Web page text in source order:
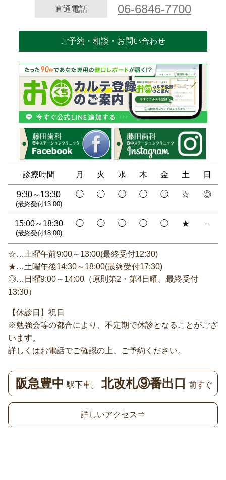
直通電話 06-6846-7700
ご予約・相談・お問い合わせ
診療時間 月 火 水 木 金 土 日
9:30～13:30
(最終受付13:00)
◯ ◯ ◯ ◯ ◯ ☆ ◎
15:00～18:30
(最終受付18:00)
◯ ◯ ◯ ◯ ◯ ★ －
☆…土曜午前9:00～13:00(最終受付12:30)
★…土曜午後14:30～18:00(最終受付17:30)
◎…日曜9:00～14:00（原則第2・第4日曜。最終受付
13:30）
【休診日】祝日
※勉強会等の都合により、不定期で休診となることがござ
います。
詳しくはお電話でご確認の上、ご予約ください。
阪急豊中 駅下車。 北改札⑨番出口 前すぐ
詳しいアクセス⇒